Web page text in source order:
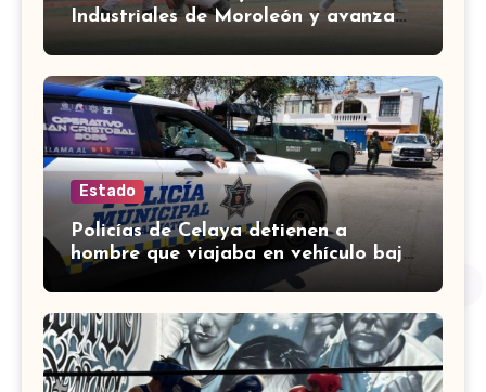
Industriales de Moroleón y avanzan
a la final estatal de béisbol
Estado
Policías de Celaya detienen a
hombre que viajaba en vehículo bajo
investigación